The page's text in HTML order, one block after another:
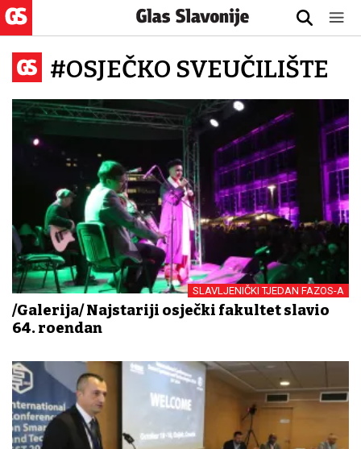
#OSJEČKO SVEUČILIŠTE
SLAVLJENIČKI TJEDAN FAZOS-A
/Galerija/ Najstariji osječki fakultet slavio
64. rođendan